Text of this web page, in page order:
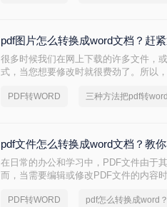
pdf图片怎么转换成word文档？赶
很多时候我们在网上下载的许多文件，
式，当您想要修改时就很费劲了。所以
PDF转WORD 三种方法把pdf转
pdf文件怎么转换成word文档？教
在日常的办公和学习中，PDF文件由于
而，当需要编辑或修改PDF文件的内容
给出一些实用的技巧和注意事项。
PDF转WORD